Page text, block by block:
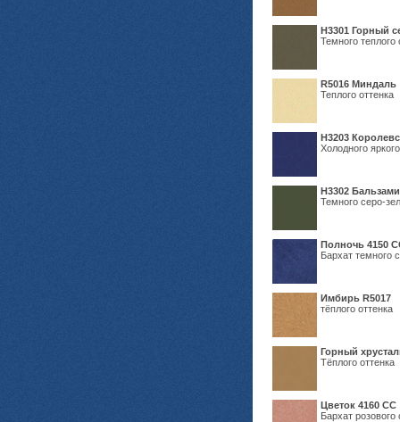
Н3301 Горный
Темного теплого
R5016 Миндаль
Теплого оттенка
Н3203
Холодного
Н3302
Темного серо-
Полночь 4150
Бархат темного
Имбирь R5017
тёплого оттенка
Горный
Тёплого оттенка
Цветок 4160 СС
Бархат розового